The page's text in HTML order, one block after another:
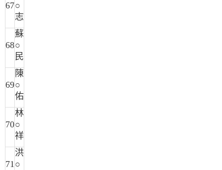
67○
志
68
蘇
○
民
69
陳
○
佑
70
林
○
祥
71
洪
○